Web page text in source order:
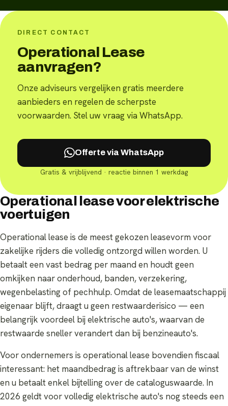
DIRECT CONTACT
Operational Lease
aanvragen?
Onze adviseurs vergelijken gratis meerdere
aanbieders en regelen de scherpste
voorwaarden. Stel uw vraag via WhatsApp.
Offerte via WhatsApp
Gratis & vrijblijvend · reactie binnen 1 werkdag
Operational lease voor elektrische
voertuigen
Operational lease is de meest gekozen leasevorm voor
zakelijke rijders die volledig ontzorgd willen worden. U
betaalt een vast bedrag per maand en houdt geen
omkijken naar onderhoud, banden, verzekering,
wegenbelasting of pechhulp. Omdat de leasemaatschappij
eigenaar blijft, draagt u geen restwaarderisico — een
belangrijk voordeel bij elektrische auto's, waarvan de
restwaarde sneller verandert dan bij benzineauto's.
Voor ondernemers is operational lease bovendien fiscaal
interessant: het maandbedrag is aftrekbaar van de winst
en u betaalt enkel bijtelling over de cataloguswaarde. In
2026 geldt voor volledig elektrische auto's nog steeds een